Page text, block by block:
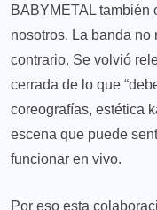
BABYMETAL también
nosotros. La banda no
contrario. Se volvió
cerrada de lo que
coreografías, estética
escena que puede
funcionar en vivo.
Por eso esta